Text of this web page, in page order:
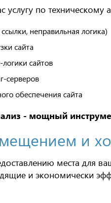
услугу по
неправильная логика)
сайта
сайтов
серверов
обеспечения сайта
- мощный
и
места для
и экономически